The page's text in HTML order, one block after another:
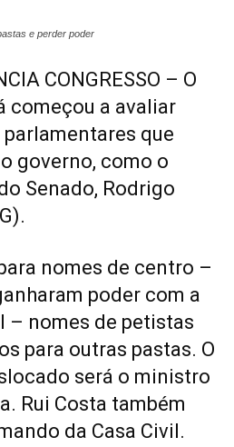
e perder poder
CONGRESSO – O
começou a avaliar
que
governo, como o
Senado, Rodrigo
nomes de centro –
poder com a
– nomes de petistas
para outras pastas. O
será o ministro
Rui Costa também
da Casa Civil.